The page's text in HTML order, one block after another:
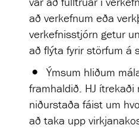
að verkefnum eða
verkefnisstjórn getur
að flýta fyrir störfum á
Ýmsum hliðum
framhaldið. HJ ítrekaði
niðurstaða fáist um
að taka upp